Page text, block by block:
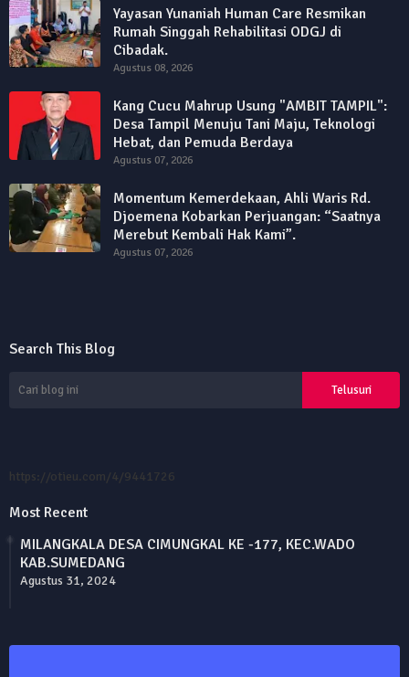
Yayasan Yunaniah Human Care Resmikan
Rumah Singgah Rehabilitasi ODGJ di
Cibadak.
Agustus 08, 2026
Kang Cucu Mahrup Usung "AMBIT TAMPIL":
Desa Tampil Menuju Tani Maju, Teknologi
Hebat, dan Pemuda Berdaya
Agustus 07, 2026
Momentum Kemerdekaan, Ahli Waris Rd.
Djoemena Kobarkan Perjuangan: “Saatnya
Merebut Kembali Hak Kami”.
Agustus 07, 2026
Search This Blog
https://otieu.com/4/9441726
Most Recent
MILANGKALA DESA CIMUNGKAL KE -177, KEC.WADO
KAB.SUMEDANG
Agustus 31, 2024